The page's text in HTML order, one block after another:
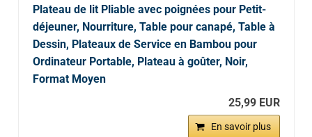
Plateau de lit Pliable avec poignées pour Petit-
déjeuner, Nourriture, Table pour canapé, Table à
Dessin, Plateaux de Service en Bambou pour
Ordinateur Portable, Plateau à goûter, Noir,
Format Moyen
25,99 EUR
En savoir plus